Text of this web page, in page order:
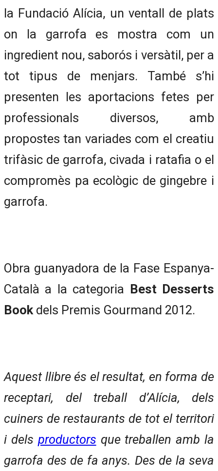
la Fundació Alícia, un ventall de plats
on la garrofa es mostra com un
ingredient nou, saborós i versàtil, per a
tot tipus de menjars. També s’hi
presenten les aportacions fetes per
professionals diversos, amb
propostes tan variades com el creatiu
trifàsic de garrofa, civada i ratafia o el
compromès pa ecològic de gingebre i
garrofa.
Obra guanyadora de la Fase Espanya-
Català a la categoria Best Desserts
Book dels Premis Gourmand 2012.
Aquest llibre és el resultat, en forma de
receptari, del treball d’Alícia, dels
cuiners de restaurants de tot el territori
i dels productors que treballen amb la
garrofa des de fa anys. Des de la seva